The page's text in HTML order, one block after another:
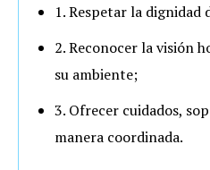
1. Respetar la dignidad
2. Reconocer la visión
su ambiente;
3. Ofrecer cuidados,
manera coordinada.